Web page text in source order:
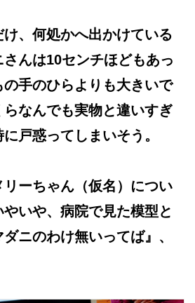
、何処かへ出かけている
んは10センチほどもあっ
手のひらよりも大きいで
らなんでも実物と違いすぎ
戸惑ってしまいそう。
リーちゃん（仮名）につい
いや、病院で見た模型と
ニのわけ無いってば』、